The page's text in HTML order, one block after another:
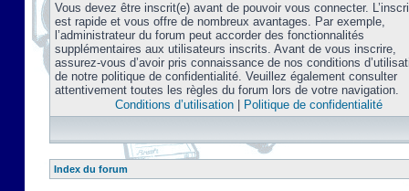
Vous devez être inscrit(e) avant de pouvoir vous connecter.
est rapide et vous offre de nombreux avantages. Par exemple,
l’administrateur du forum peut accorder des fonctionnalités
supplémentaires aux utilisateurs inscrits. Avant de vous inscrire,
assurez-vous d’avoir pris connaissance de nos conditions
de notre politique de confidentialité. Veuillez également consulter
attentivement toutes les règles du forum lors de votre navigation.
Conditions d’utilisation| Politique de confidentialité
Index du forum